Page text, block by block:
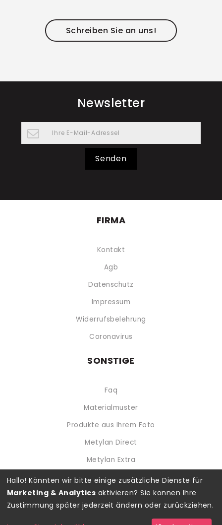
Schreiben Sie an uns!
Newsletter
Senden
FIRMA
Kontakt
Agb
Datenschutz
Impressum
Widerrufsbelehrung
Coronavirus
SONSTIGE
Faq
Materialmuster
Produkte aus Ihrem Foto
Metylan Direct
Metylan Extra
Verfügbare Zahlungsmöglichkeiten
Hallo! Könnten wir bitte einige zusätzliche Dienste für
Marketing & Analytics aktivieren? Sie können Ihre
Zustimmung später jederzeit ändern oder zurückziehen.